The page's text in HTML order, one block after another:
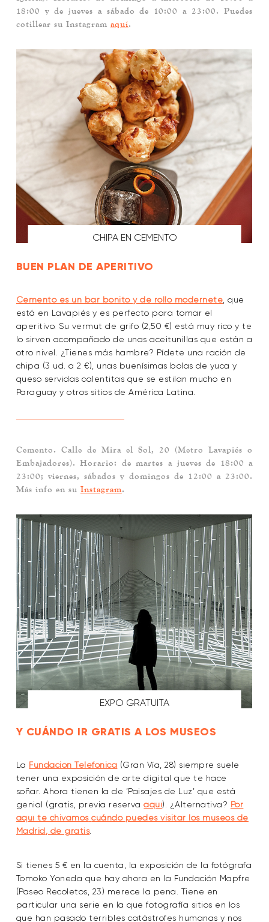
18:00 y de jueves a sábado de 10:00 a 23:00. Puedes
cotillear su Instagram aquí.
CHIPA EN CEMENTO
BUEN PLAN DE APERITIVO
Cemento es un bar bonito y de rollo modernete , que
está en Lavapiés y es perfecto para tomar el
aperitivo. Su vermut de grifo (2,50 €) está muy rico y te
lo sirven acompañado de unas aceitunillas que están a
otro nivel. ¿Tienes más hambre? Pídete una ración de
chipa (3 ud. a 2 €), unas buenísimas bolas de yuca y
queso servidas calentitas que se estilan mucho en
Paraguay y otros sitios de América Latina.
Cemento. Calle de Mira el Sol, 20 (Metro Lavapiés o
Embajadores). Horario: de martes a jueves de 18:00 a
23:00; viernes, sábados y domingos de 12:00 a 23:00.
Más info en su Instagram.
EXPO GRATUITA
Y CUÁNDO IR GRATIS A LOS MUSEOS
La Fundación Telefónica (Gran Vía, 28) siempre suele
tener una exposición de arte digital que te hace
soñar. Ahora tienen la de ‘Paisajes de Luz’ que está
genial (gratis, previa reservaaquí). ¿Alternativa? Por
aquí te chivamos cuándo puedes visitar los museos de
Madrid, de gratis.
Si tienes 5 € en la cuenta, la exposición de la fotógrafa
Tomoko Yoneda que hay ahora en la Fundación Mapfre
(Paseo Recoletos, 23) merece la pena. Tiene en
particular una serie en la que fotografía sitios en los
que han pasado terribles catástrofes humanas y nos